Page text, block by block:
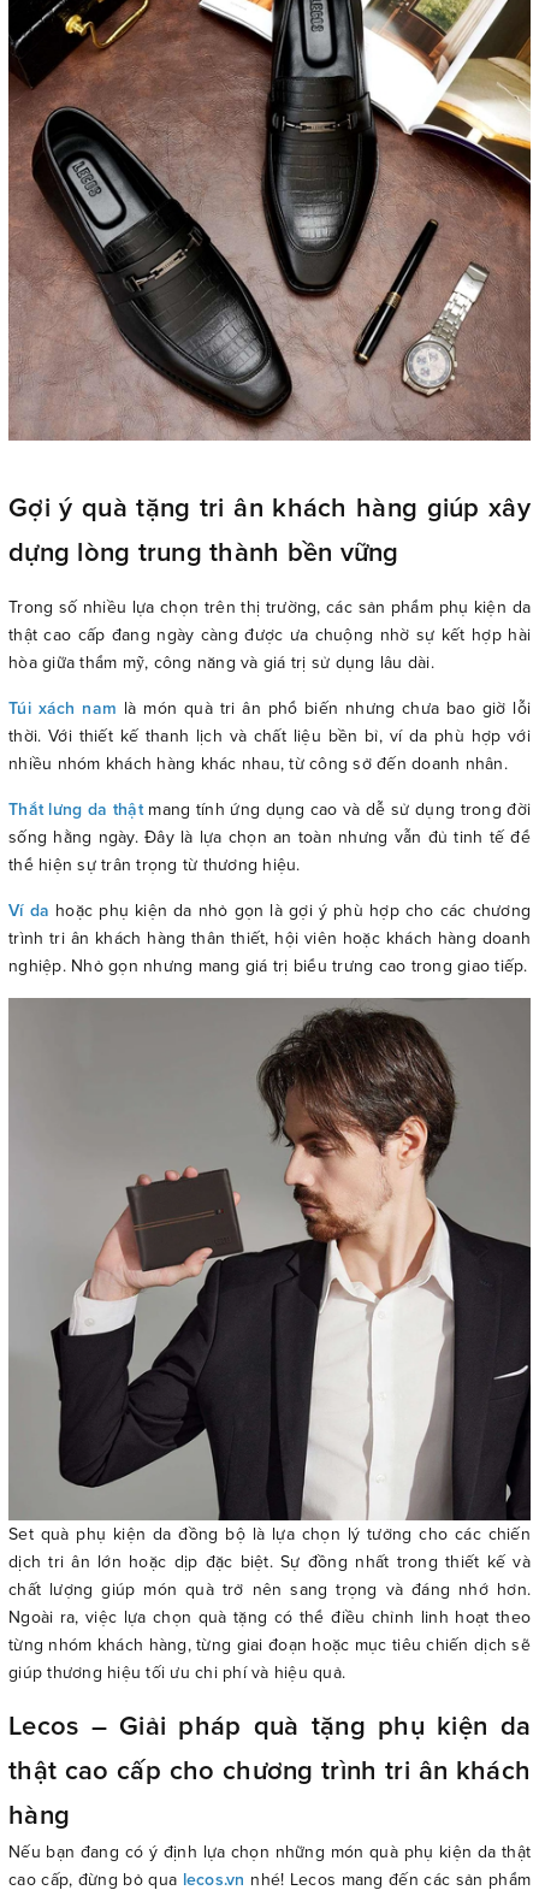
Gợi ý quà tặng tri ân khách hàng giúp xây
dựng lòng trung thành bền vững
Trong số nhiều lựa chọn trên thị trường, các sản phẩm phụ kiện da
thật cao cấp đang ngày càng được ưa chuộng nhờ sự kết hợp hài
hòa giữa thẩm mỹ, công năng và giá trị sử dụng lâu dài.
Túi xách nam là món quà tri ân phổ biến nhưng chưa bao giờ lỗi
thời. Với thiết kế thanh lịch và chất liệu bền bỉ, ví da phù hợp với
nhiều nhóm khách hàng khác nhau, từ công sở đến doanh nhân.
Thắt lưng da thật mang tính ứng dụng cao và dễ sử dụng trong đời
sống hằng ngày. Đây là lựa chọn an toàn nhưng vẫn đủ tinh tế để
thể hiện sự trân trọng từ thương hiệu.
Ví da hoặc phụ kiện da nhỏ gọn là gợi ý phù hợp cho các chương
trình tri ân khách hàng thân thiết, hội viên hoặc khách hàng doanh
nghiệp. Nhỏ gọn nhưng mang giá trị biểu trưng cao trong giao tiếp.
Set quà phụ kiện da đồng bộ là lựa chọn lý tưởng cho các chiến
dịch tri ân lớn hoặc dịp đặc biệt. Sự đồng nhất trong thiết kế và
chất lượng giúp món quà trở nên sang trọng và đáng nhớ hơn.
Ngoài ra, việc lựa chọn quà tặng có thể điều chỉnh linh hoạt theo
từng nhóm khách hàng, từng giai đoạn hoặc mục tiêu chiến dịch sẽ
giúp thương hiệu tối ưu chi phí và hiệu quả.
Lecos – Giải pháp quà tặng phụ kiện da
thật cao cấp cho chương trình tri ân khách
hàng
Nếu bạn đang có ý định lựa chọn những món quà phụ kiện da thật
cao cấp, đừng bỏ qua lecos.vn nhé! Lecos mang đến các sản phẩm